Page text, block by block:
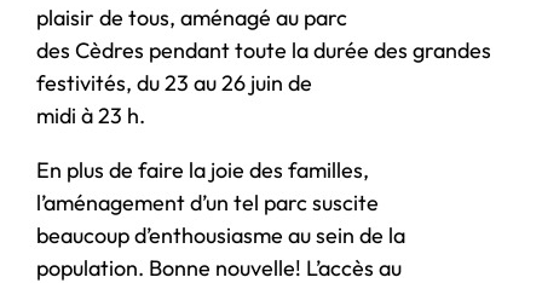
plaisir de tous, aménagé au parc
des Cèdres pendant toute la durée des grandes
festivités, du 23 au 26 juin de
midi à 23 h.
En plus de faire la joie des familles,
l’aménagement d’un tel parc suscite
beaucoup d’enthousiasme au sein de la
population. Bonne nouvelle! L’accès au